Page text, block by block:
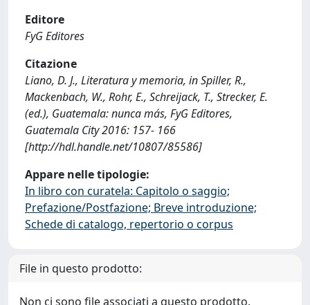
Editore
FyG Editores
Citazione
Liano, D. J., Literatura y memoria, in Spiller, R.,
Mackenbach, W., Rohr, E., Schreijack, T., Strecker, E.
(ed.), Guatemala: nunca más, FyG Editores,
Guatemala City 2016: 157- 166
[http://hdl.handle.net/10807/85586]
Appare nelle tipologie:
In libro con curatela: Capitolo o saggio;
Prefazione/Postfazione; Breve introduzione;
Schede di catalogo, repertorio o corpus
File in questo prodotto:
Non ci sono file associati a questo prodotto.